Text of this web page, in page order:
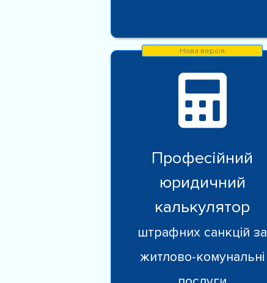
Професійний
юридичний
калькулятор
штрафних санкцій за
житлово-комунальні